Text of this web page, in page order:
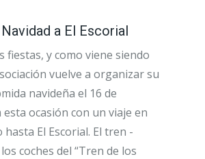
a El Escorial
fiestas, y como viene siendo
vuelve a organizar su
navideña el 16 de
esta ocasión con un viaje en
El Escorial. El tren -
coches del “Tren de los